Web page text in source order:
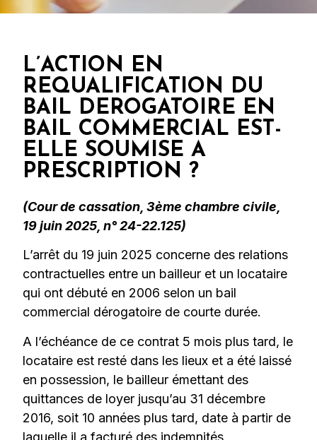
L’ACTION EN
REQUALIFICATION DU
BAIL DEROGATOIRE EN
BAIL COMMERCIAL EST-
ELLE SOUMISE A
PRESCRIPTION ?
(Cour de cassation, 3ème chambre civile,
19 juin 2025, n° 24-22.125)
L’arrêt du 19 juin 2025 concerne des relations
contractuelles entre un bailleur et un locataire
qui ont débuté en 2006 selon un bail
commercial dérogatoire de courte durée.
A l’échéance de ce contrat 5 mois plus tard, le
locataire est resté dans les lieux et a été laissé
en possession, le bailleur émettant des
quittances de loyer jusqu’au 31 décembre
2016, soit 10 années plus tard, date à partir de
laquelle il a facturé des indemnités